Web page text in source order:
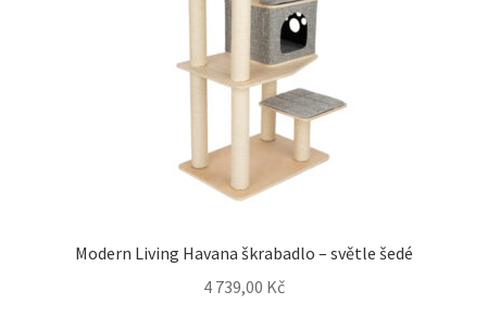
Modern Living Havana škrabadlo – světle šedé
4 739,00 Kč